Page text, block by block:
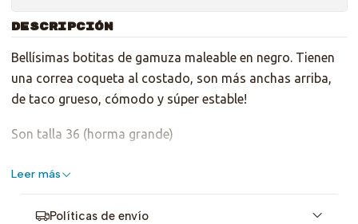
DESCRIPCIÓN
Bellísimas botitas de gamuza maleable en negro. Tienen
una correa coqueta al costado, son más anchas arriba,
de taco grueso, cómodo y súper estable!
Son talla 36 (horma grande)
Leer más
Políticas de envío